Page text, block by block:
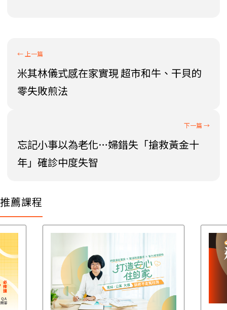
米其林儀式感在家實現 超市和牛、干貝的
零失敗煎法
忘記小事以為老化…婦錯失「搶救黃金十
年」確診中度失智
推薦課程